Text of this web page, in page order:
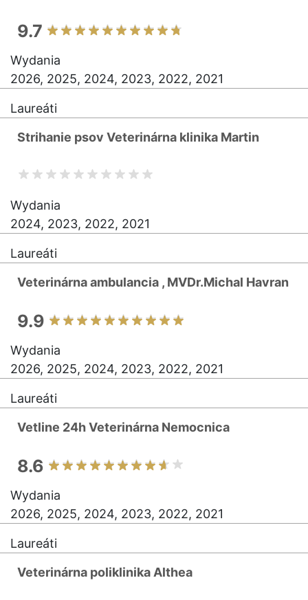
9.7
Wydania
2026, 2025, 2024, 2023, 2022, 2021
Laureáti
Strihanie psov Veterinárna klinika Martin
Wydania
2024, 2023, 2022, 2021
Laureáti
Veterinárna ambulancia , MVDr.Michal Havran
9.9
Wydania
2026, 2025, 2024, 2023, 2022, 2021
Laureáti
Vetline 24h Veterinárna Nemocnica
8.6
Wydania
2026, 2025, 2024, 2023, 2022, 2021
Laureáti
Veterinárna poliklinika Althea